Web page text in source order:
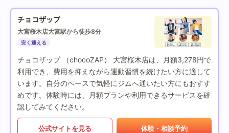
チョコザップ
大宮桜木店大宮駅から徒歩8分
安く通える
チョコザップ （chocoZAP） 大宮桜木店は、月額3,278円で
利用でき、費用を抑えながら運動習慣を続けたい方に適して
います。自分のペースで気軽にジムへ通いたい方にもおすす
めです。体験時には、月額プランや利用できるサービスを確
認してみてください。
公式サイトを見る 体験・相談予約